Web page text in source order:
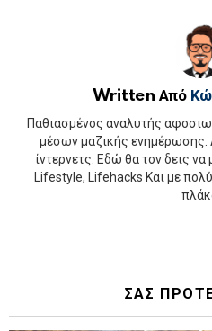
Written Από
Παθιασμένος αναλυτής
μέσων μαζικής ενημέρωσης.
ίντερνετς. Εδώ θα τον δεις να
Lifestyle, Lifehacks Και με
ΣΑΣ